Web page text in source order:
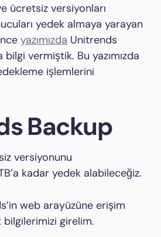
ücretsiz versiyonları
yedek almaya yarayan
yazımızda Unitrends
bilgi vermiştik. Bu yazımızda
işlemlerini
Backup
versiyonunu
kadar yedek alabileceğiz.
web arayüzüne erişim
bilgilerimizi girelim.